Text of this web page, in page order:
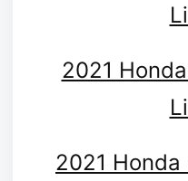
2021
2021 Honda